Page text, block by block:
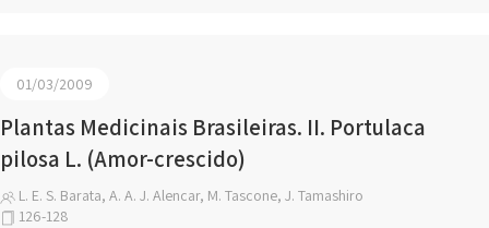
01/03/2009
Plantas Medicinais Brasileiras. II. Portulaca
pilosa L. (Amor-crescido)
L. E. S. Barata, A. A. J. Alencar, M. Tascone, J. Tamashiro
126-128